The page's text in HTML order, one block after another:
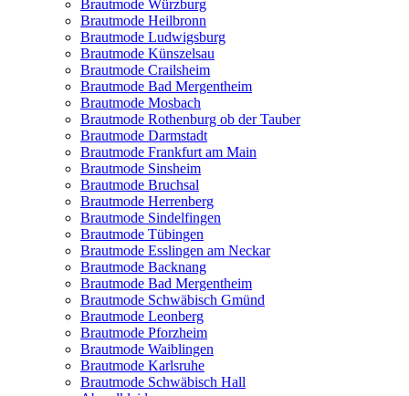
Brautmode Würzburg
Brautmode Heilbronn
Brautmode Ludwigsburg
Brautmode Künszelsau
Brautmode Crailsheim
Brautmode Bad Mergentheim
Brautmode Mosbach
Brautmode Rothenburg ob der Tauber
Brautmode Darmstadt
Brautmode Frankfurt am Main
Brautmode Sinsheim
Brautmode Bruchsal
Brautmode Herrenberg
Brautmode Sindelfingen
Brautmode Tübingen
Brautmode Esslingen am Neckar
Brautmode Backnang
Brautmode Bad Mergentheim
Brautmode Schwäbisch Gmünd
Brautmode Leonberg
Brautmode Pforzheim
Brautmode Waiblingen
Brautmode Karlsruhe
Brautmode Schwäbisch Hall